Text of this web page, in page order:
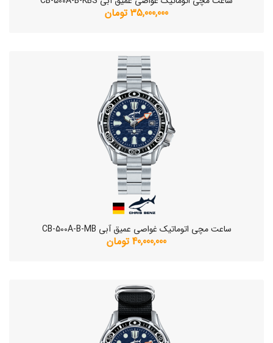
35,000,000 تومان
ساعت مچی اتوماتیک غواصی عمیق آبی CB-500A-B-MB
40,000,000 تومان